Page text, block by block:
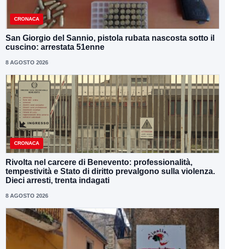
CRONACA
San Giorgio del Sannio, pistola rubata nascosta sotto il
cuscino: arrestata 51enne
8 AGOSTO 2026
CRONACA
Rivolta nel carcere di Benevento: professionalità,
tempestività e Stato di diritto prevalgono sulla violenza.
Dieci arresti, trenta indagati
8 AGOSTO 2026